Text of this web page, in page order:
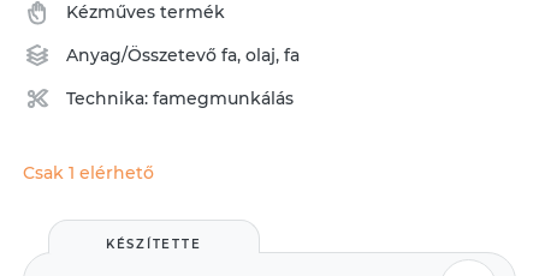
Kézműves termék
Anyag/Összetevőfa,olaj,fa
Technika:famegmunkálás
Csak 1 elérhető
KÉSZÍTETTE